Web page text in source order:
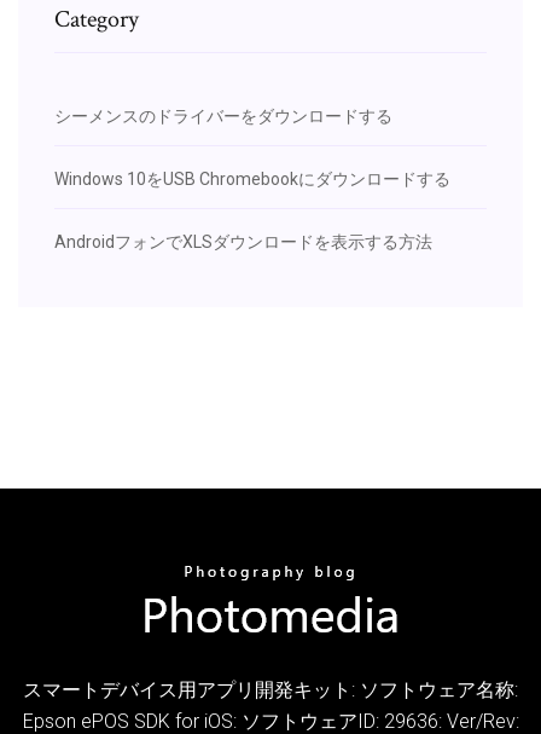
Category
シーメンスのドライバーをダウンロードする
Windows 10をUSB Chromebookにダウンロードする
AndroidフォンでXLSダウンロードを表示する方法
スマートデバイス用アプリ開発キット: ソフトウェア名称:
Epson ePOS SDK for iOS: ソフトウェアID: 29636: Ver/Rev: